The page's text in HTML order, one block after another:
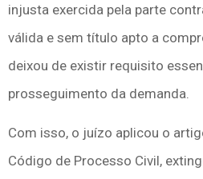
injusta exercida pela parte
válida e sem título apto a
deixou de existir requisito
prosseguimento da demanda.
Com isso, o juízo aplicou o
Código de Processo Civil,